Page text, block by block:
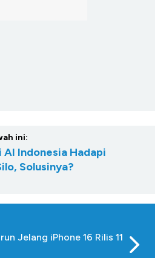
ini:
Indonesia Hadapi
Solusinya?
Jelang iPhone 16 Rilis 11